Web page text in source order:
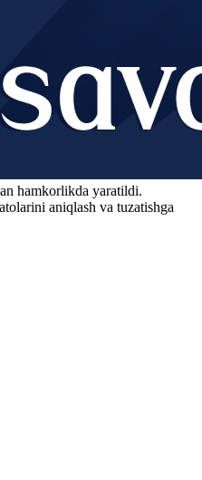
hamkorlikda yaratildi.
aniqlash va tuzatishga